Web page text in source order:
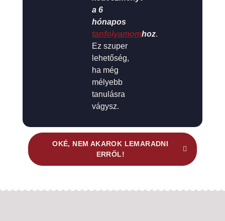
a 6
hónapos
tanfolyamomhoz.
Ez szuper
lehetőség,
ha még
mélyebb
tanulásra
vágysz.
OKÉ, NEM AKAROK LEMARADNI
ERRŐL!